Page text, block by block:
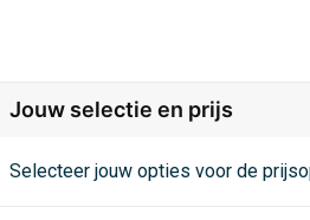
Jouw selectie en prijs
Selecteer jouw opties voor de